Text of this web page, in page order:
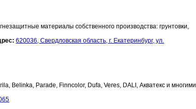
материалы собственного производства: грунтовки,
620036, Свердловская область, г. Екатеринбург, ул.
Belinka, Parade, Finncolor, Dufa, Veres, DALI, Акватекс и многими